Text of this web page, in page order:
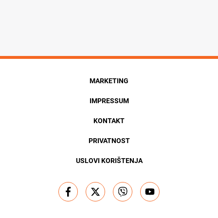
MARKETING
IMPRESSUM
KONTAKT
PRIVATNOST
USLOVI KORIŠTENJA